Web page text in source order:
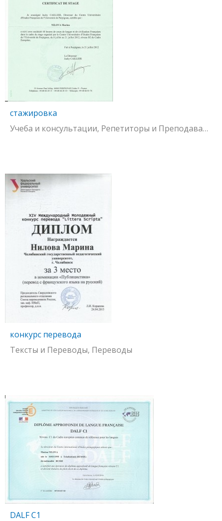
стажировка
Учеба и консультации, Репетиторы и Преподаватели
конкурс перевода
Тексты и Переводы, Переводы
DALF C1